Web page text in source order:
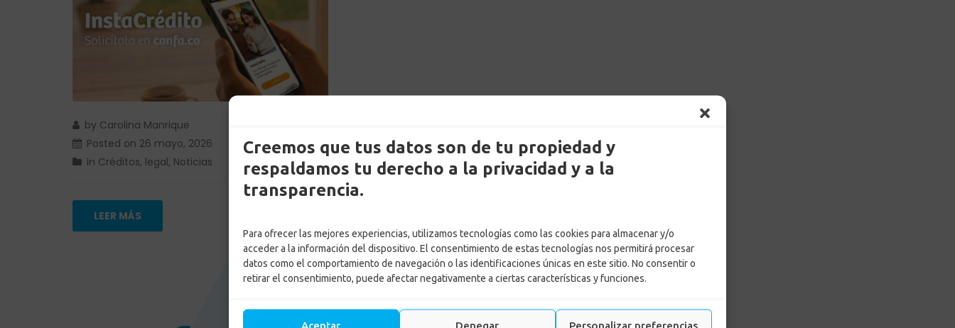
Creemos que tus datos son de tu propiedad y
respaldamos tu derecho a la privacidad y a la
transparencia.
Para ofrecer las mejores experiencias, utilizamos tecnologías como las cookies para almacenar y/o
acceder a la información del dispositivo. El consentimiento de estas tecnologías nos permitirá procesar
datos como el comportamiento de navegación o las identificaciones únicas en este sitio. No consentir o
retirar el consentimiento, puede afectar negativamente a ciertas características y funciones.
Aceptar Denegar Personalizar preferencias
by Carolina Manrique
Posted on 26 mayo, 2026
in Créditos, legal, Noticias
LEER MÁS